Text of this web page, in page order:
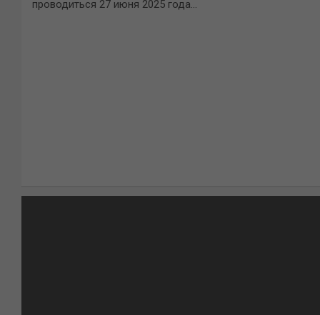
проводиться 27 июня 2025 года…